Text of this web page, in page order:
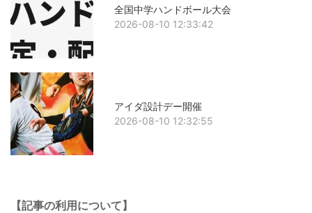
全国中学ハンドボール大会
2026-08-10 12:33:42
アイダ設計デー開催
2026-08-10 12:32:55
【記事の利用について】